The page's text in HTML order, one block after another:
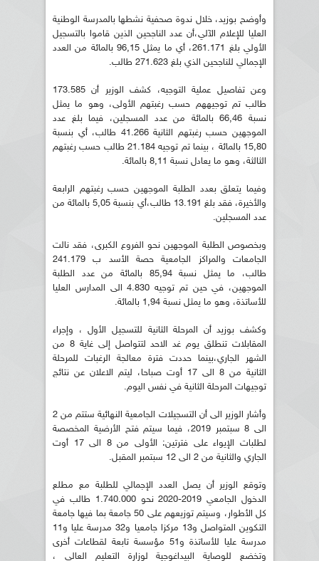
وأوضح بوزيد، خلال ندوة صحفية نشطها بالمدرسة الوطنية
العليا للإعلام الآلي،أن عدد الناجحين الذين قاموا بالتسجيل
الأولي بلغ 261.171، أي ما يمثل 96,15 بالمائة من العدد
الإجمالي للناجحين الذي بلغ 271.623 طالب.
وعن تفاصيل عملية التوجيه، كشف الوزير أن 173.585
طالب تم توجيههم حسب رغبتهم الأولى، وهو ما يمثل
نسبة 66,46 بالمائة من عدد المسجلين، فيما بلغ عدد
الموجهين حسب رغبتهم الثانية 41.266 طالب، أي بنسبة
15,80 بالمائة ، بينما تم توجيه 21.184 طالب حسب رغبتهم
الثالثة، وهو ما يعادل نسبة 8,11 بالمائة.
وفيما يتعلق بعدد الطلبة الموجهين حسب رغبتهم الرابعة
والأخيرة، فقد بلغ 13.191 طالب،أي بنسبة 5,05 بالمائة من
عدد المسجلين.
وبخصوص الطلبة الموجهين نحو الفروع الكبرى، فقد نالت
الجامعات والمراكز الجامعية حصة الأسد ب 241.179
طالب، ما يمثل نسبة 85,94 بالمائة من عدد الطلبة
الموجهين، في حين تم توجيه 4.830 الى المدارس العليا
للأساتذة، وهو ما يمثل نسبة 1,94 بالمائة.
وكشف بوزيد أن المرحلة الثانية للتسجيل الأول ، وإجراء
المقابلات تنطلق يوم غد الاحد لتتواصل إلى غاية 8 من
الشهر الجاري،بينما حددت فترة معالجة الرغبات للمرحلة
الثانية من 8 الى 17 أوت صباحا، ليتم الاعلان عن نتائج
توجيهات المرحلة الثانية في نفس اليوم.
وأشار الوزير الى أن التسجيلات الجامعية النهائية ستتم من 2
الى 8 سبتمبر 2019، فيما سيتم فتح الأرضية المخصصة
لطلبات الإيواء على فترتين: الأولى من 8 الى 17 أوت
الجاري والثانية من 2 الى 12 سبتمبر المقبل.
وتوقع الوزير أن يصل العدد الإجمالي للطلبة مع مطلع
الدخول الجامعي 2019-2020 نحو 1.740.000 طالب في
كل الأطوار، وسيتم توزيعهم على 50 جامعة بما فيها جامعة
التكوين المتواصل و13 مركزا جامعيا و32 مدرسة عليا و11
مدرسة عليا للأساتذة و51 مؤسسة تابعة لقطاعات أخرى
وتخضع للوصاية البيداغوجية لوزارة التعليم العالي ،